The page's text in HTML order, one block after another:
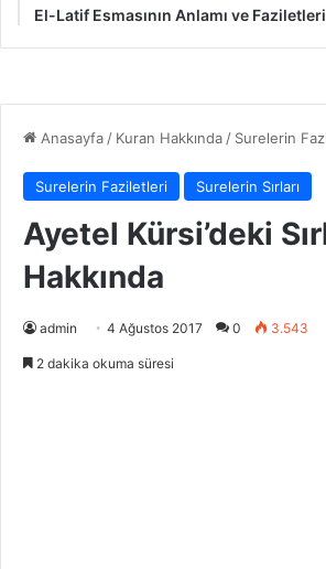
El-Latif Esmasının Anlamı ve Faziletleri